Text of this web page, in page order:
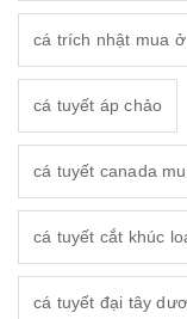
cá trích nhật mua
cá tuyết áp chảo
cá tuyết canada
cá tuyết cắt khúc
cá tuyết đại tây